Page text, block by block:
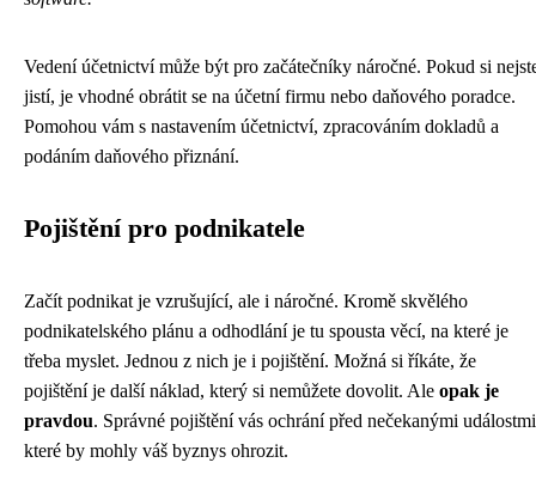
Vedení účetnictví může být pro začátečníky náročné. Pokud si
jistí, je vhodné obrátit se na účetní firmu nebo daňového poradce.
Pomohou vám s nastavením účetnictví, zpracováním dokladů a
podáním daňového přiznání.
Pojištění pro podnikatele
Začít podnikat je vzrušující, ale i náročné. Kromě skvělého
podnikatelského plánu a odhodlání je tu spousta věcí, na které je
třeba myslet. Jednou z nich je i pojištění. Možná si říkáte, že
pojištění je další náklad, který si nemůžete dovolit. Ale opak je
pravdou. Správné pojištění vás ochrání před nečekanými
které by mohly váš byznys ohrozit.